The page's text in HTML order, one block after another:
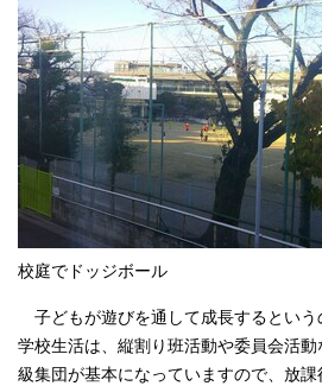
校庭でドッジボール
子どもが遊びを通して成長するという
学校生活は、縦割り班活動や委員会活
級集団が基本になっていますので、放